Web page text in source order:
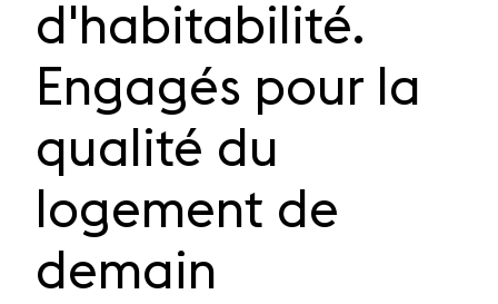
d'habitabilité.
Engagés pour la
qualité du
logement de
demain